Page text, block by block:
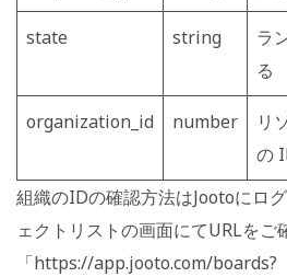
state string
ラ
る
organization_id number
リ
の
組織のIDの確認方法はJootoにロ
ェクトリストの画面にてURLをご
「https://app.jooto.com/boards?